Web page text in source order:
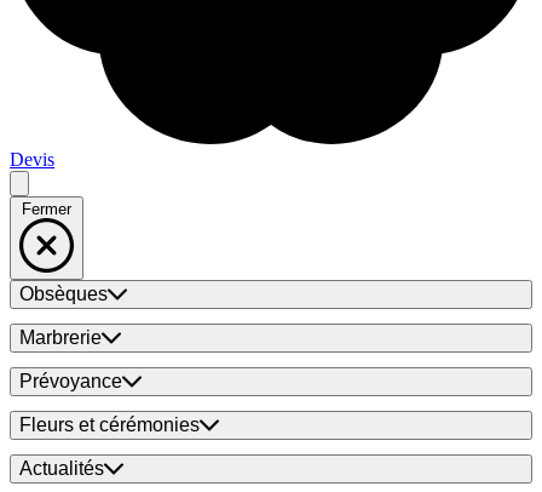
Devis
Fermer
Obsèques
Marbrerie
Prévoyance
Fleurs et cérémonies
Actualités